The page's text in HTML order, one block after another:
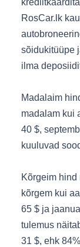
RosCar.lk
sõidukitüüpe
ilma
Madalaim
madalam kui
40 $,
kuuluvad
Kõrgeim
kõrgem kui
65 $ ja
tulemus
31 $, ehk